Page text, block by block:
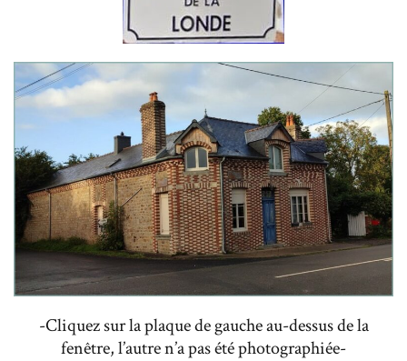
-Cliquez sur la plaque de gauche au-dessus de la
fenêtre, l’autre n’a pas été photographiée-